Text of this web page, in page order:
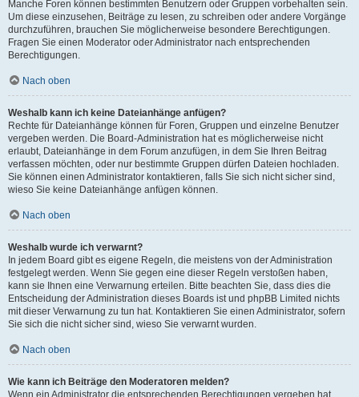
Manche Foren können bestimmten Benutzern oder Gruppen vorbehalten sein.
Um diese einzusehen, Beiträge zu lesen, zu schreiben oder andere Vorgänge
durchzuführen, brauchen Sie möglicherweise besondere Berechtigungen.
Fragen Sie einen Moderator oder Administrator nach entsprechenden
Berechtigungen.
Nach oben
Weshalb kann ich keine Dateianhänge anfügen?
Rechte für Dateianhänge können für Foren, Gruppen und einzelne Benutzer
vergeben werden. Die Board-Administration hat es möglicherweise nicht
erlaubt, Dateianhänge in dem Forum anzufügen, in dem Sie Ihren Beitrag
verfassen möchten, oder nur bestimmte Gruppen dürfen Dateien hochladen.
Sie können einen Administrator kontaktieren, falls Sie sich nicht sicher sind,
wieso Sie keine Dateianhänge anfügen können.
Nach oben
Weshalb wurde ich verwarnt?
In jedem Board gibt es eigene Regeln, die meistens von der Administration
festgelegt werden. Wenn Sie gegen eine dieser Regeln verstoßen haben,
kann sie Ihnen eine Verwarnung erteilen. Bitte beachten Sie, dass dies die
Entscheidung der Administration dieses Boards ist und phpBB Limited nichts
mit dieser Verwarnung zu tun hat. Kontaktieren Sie einen Administrator, sofern
Sie sich die nicht sicher sind, wieso Sie verwarnt wurden.
Nach oben
Wie kann ich Beiträge den Moderatoren melden?
Wenn ein Administrator die entsprechenden Berechtigungen vergeben hat,